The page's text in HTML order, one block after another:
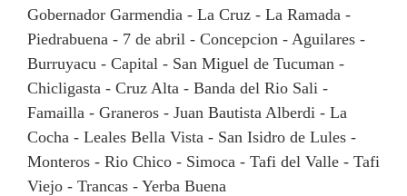
Gobernador Garmendia - La Cruz - La Ramada -
Piedrabuena - 7 de abril - Concepcion - Aguilares -
Burruyacu - Capital - San Miguel de Tucuman -
Chicligasta - Cruz Alta - Banda del Rio Sali -
Famailla - Graneros - Juan Bautista Alberdi - La
Cocha - Leales Bella Vista - San Isidro de Lules -
Monteros - Rio Chico - Simoca - Tafi del Valle - Tafi
Viejo - Trancas - Yerba Buena